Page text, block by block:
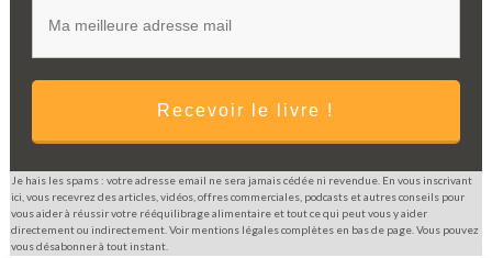
Recevoir le livre !
Je hais les spams : votre adresse email ne sera jamais cédée ni revendue. En vous inscrivant
ici, vous recevrez des articles, vidéos, offres commerciales, podcasts et autres conseils pour
vous aider à réussir votre rééquilibrage alimentaire et tout ce qui peut vous y aider
directement ou indirectement. Voir mentions légales complètes en bas de page. Vous pouvez
vous désabonner à tout instant.